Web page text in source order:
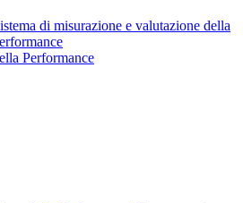
di misurazione e valutazione della
Performance